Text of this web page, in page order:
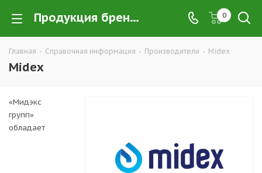
Продукция бренда Midex | в интернет-магазине РПС Урал 0
Главная - Справочная информация - Производители - Midex
Midex
«Мидэкс
групп»
обладает